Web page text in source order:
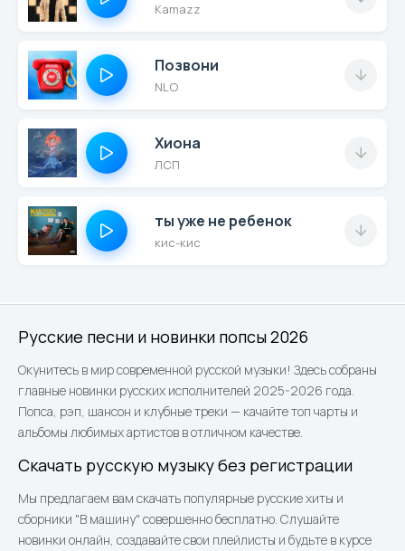
Русские песни и новинки попсы 2026
Окунитесь в мир современной русской музыки! Здесь собраны
главные новинки русских исполнителей 2025-2026 года.
Попса, рэп, шансон и клубные треки — качайте топ чарты и
альбомы любимых артистов в отличном качестве.
Скачать русскую музыку без регистрации
Мы предлагаем вам скачать популярные русские хиты и
сборники "В машину" совершенно бесплатно. Слушайте
новинки онлайн, создавайте свои плейлисты и будьте в курсе
Kamazz
Позвони
NLO
Хиона
ЛСП
ты уже не ребенок
кис-кис